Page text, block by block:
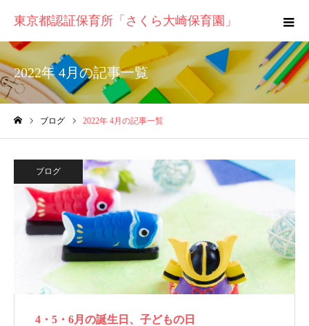
東京都認証保育所「さくら大崎保育園」
2022年 4月の記事一覧
ブログ 2022年 4月の記事一覧
ブログ
4・5・6月の誕生日、子どもの日